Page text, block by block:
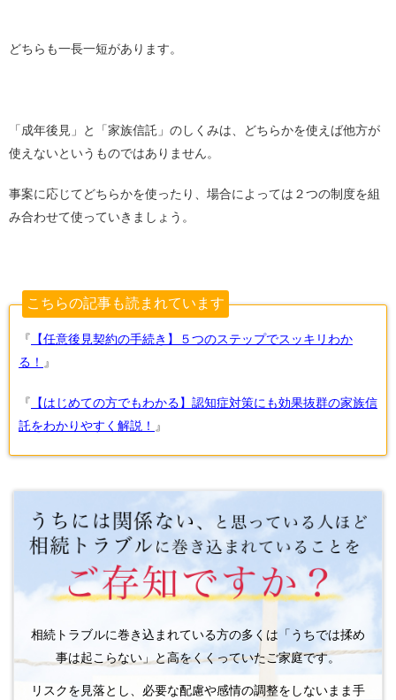
どちらも一長一短があります。
「成年後見」と「家族信託」のしくみは、どちらかを使えば他方が
使えないというものではありません。
事案に応じてどちらかを使ったり、場合によっては２つの制度を組
み合わせて使っていきましょう。
こちらの記事も読まれています
『 【任意後見契約の手続き】５つのステップでスッキリわか
る！ 』
『 【はじめての方でもわかる】認知症対策にも効果抜群の家族信
託をわかりやすく解説！ 』
相続トラブルに巻き込まれている方の多くは「うちでは揉め
事は起こらない」と高をくくっていたご家庭です。
リスクを見落とし、必要な配慮や感情の調整をしないまま手